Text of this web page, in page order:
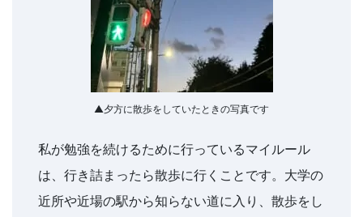
▲夕方に散歩をしていたときの写真です
私が勉強を続けるために行っているマイルール
は、行き詰まったら散歩に行くことです。大学の
近所や近場の駅から知らない道に入り、散歩をし